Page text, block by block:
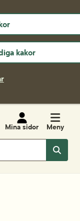
kakor
Mina sidor Meny
Sök